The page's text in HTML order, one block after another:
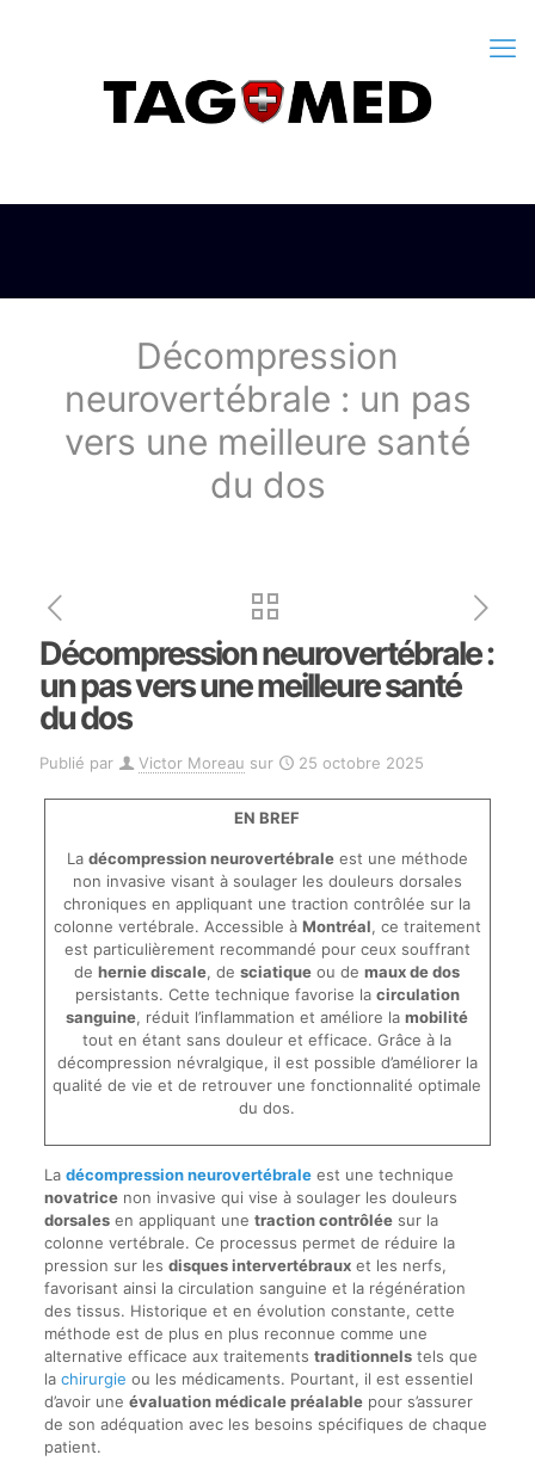
Décompression
neurovertébrale : un pas
vers une meilleure santé
du dos
Décompression neurovertébrale :
un pas vers une meilleure santé
du dos
Publié par Victor Moreau sur 25 octobre 2025
EN BREF
La décompression neurovertébraleest une méthode
non invasive visant à soulager les douleurs dorsales
chroniques en appliquant une traction contrôlée sur la
colonne vertébrale. Accessible à Montréal, ce traitement
est particulièrement recommandé pour ceux souffrant
dehernie discale, desciatique ou demaux de dos
persistants. Cette technique favorise la circulation
sanguine, réduit l’inflammation et améliore lamobilité
tout en étant sans douleur et efficace. Grâce à la
décompression névralgique, il est possible d’améliorer la
qualité de vie et de retrouver une fonctionnalité optimale
du dos.
La décompression neurovertébraleest une technique
novatricenon invasive qui vise à soulager les douleurs
dorsalesen appliquant une traction contrôléesur la
colonne vertébrale. Ce processus permet de réduire la
pression sur les disques intervertébrauxet les nerfs,
favorisant ainsi la circulation sanguine et la régénération
des tissus. Historique et en évolution constante, cette
méthode est de plus en plus reconnue comme une
alternative efficace aux traitements traditionnelstels que
la chirurgie ou les médicaments. Pourtant, il est essentiel
d’avoir une évaluation médicale préalablepour s’assurer
de son adéquation avec les besoins spécifiques de chaque
patient.